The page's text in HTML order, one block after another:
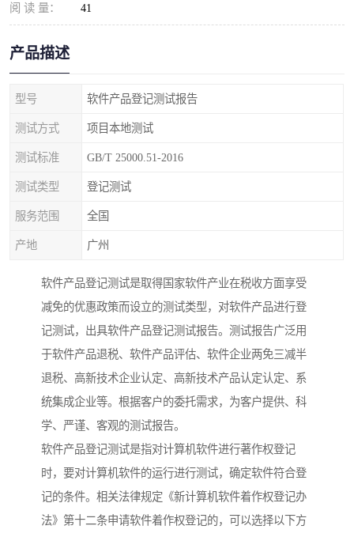
阅 读 量： 41
产品描述
型号 软件产品登记测试报告
测试方式 项目本地测试
测试标准 GB/T 25000.51-2016
测试类型 登记测试
服务范围 全国
产地 广州
软件产品登记测试是取得国家软件产业在税收方面享受
减免的优惠政策而设立的测试类型，对软件产品进行登
记测试，出具软件产品登记测试报告。测试报告广泛用
于软件产品退税、软件产品评估、软件企业两免三减半
退税、高新技术企业认定、高新技术产品认定认定、系
统集成企业等。根据客户的委托需求，为客户提供、科
学、严谨、客观的测试报告。
软件产品登记测试是指对计算机软件进行著作权登记
时，要对计算机软件的运行进行测试，确定软件符合登
记的条件。相关法律规定《新计算机软件着作权登记办
法》第十二条申请软件着作权登记的，可以选择以下方